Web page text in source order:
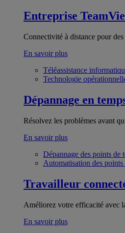
Entreprise
Connectivité à distance pour des
En savoir plus
Téléassistance
Technologie
Dépannage en
Résolvez les problèmes avant
En savoir plus
Dépannage des points de
Automatisation des points
Travailleur
Améliorez votre efficacité avec
En savoir plus